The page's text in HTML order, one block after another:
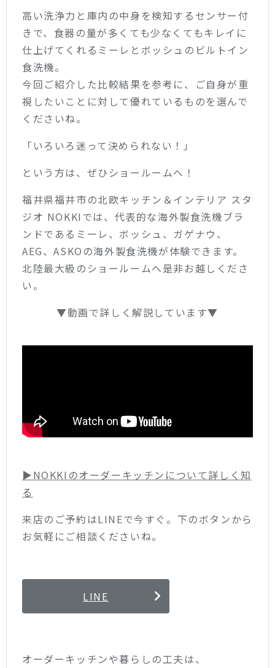
高い洗浄力と庫内の中身を検知するセンサー付
きで、食器の量が多くても少なくてもキレイに
仕上げてくれるミーレとボッシュのビルトイン
食洗機。
今回ご紹介した比較結果を参考に、ご自身が重
視したいことに対して優れているものを選んで
くださいね。
「いろいろ迷って決められない！」
という方は、ぜひショールームへ！
福井県福井市の北欧キッチン＆インテリア スタ
ジオ NOKKIでは、代表的な海外製食洗機ブラ
ンドであるミーレ、ボッシュ、ガゲナウ、
AEG、ASKOの海外製食洗機が体験できます。
北陸最大級のショールームへ是非お越しくださ
い。
▼動画で詳しく解説しています▼
▶︎NOKKIのオーダーキッチンについて詳しく知
る
来店のご予約はLINEで今すぐ。下のボタンから
お気軽にご相談くださいね。
LINE
オーダーキッチンや暮らしの工夫は、